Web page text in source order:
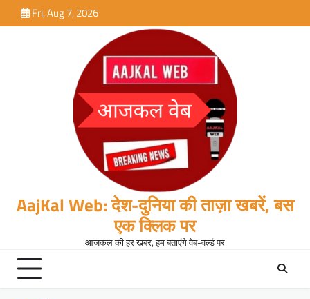
to
Fri, Aug 7, 2026
AajKal Web: देश-दुनिया की ताज़ा खबरें, बस
एक क्लिक पर
आजकल की हर खबर, हम बताएंगे वेब-वर्ल्ड पर